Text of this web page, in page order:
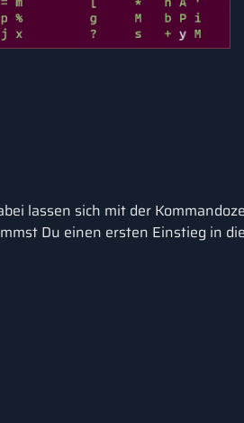
lassen sich mit der
Du einen ersten Einstieg in